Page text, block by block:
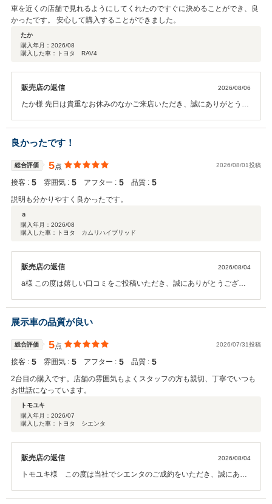
車を近くの店舗で見れるようにしてくれたのですぐに決めることができ、良
かったです。 安心して購入することができました。
たか
購入年月： 2026/08
購入した車：トヨタ RAV4
販売店の返信 2026/08/06
たか様 先日は貴重なお休みのなかご来店いただき、誠にありがとうご
アフターサービスに関しても誠意をもってご対応させていただいてお
ります。お客様にあったお車のご提案と、その後のお車のメンテナン
スを引き続きさせていただきます。今後ともお気軽に弊社にお越しく
ださいませ。宜しくお願い致します。
良かったです！
総合評価 5点 2026/08/01投稿
接客 : 5 雰囲気 : 5 アフター : 5 品質 : 5
説明も分かりやすく良かったです。
ａ
購入年月： 2026/08
購入した車：トヨタ カムリハイブリッド
販売店の返信 2026/08/04
a様 この度は嬉しい口コミをご投稿いただき、誠にありがとうござい
思います。 今後も安心してお任せいただけるよう、丁寧なご説明と心
を込めた対応を心がけて参ります。 また今後のメンテナンスや、次回
お車をお買い求めになる際もぜひお手伝いさせて頂ければ幸いです。
何卒宜しくお願い致します。
展示車の品質が良い
総合評価 5点 2026/07/31投稿
接客 : 5 雰囲気 : 5 アフター : 5 品質 : 5
2台目の購入です。店舗の雰囲気もよくスタッフの方も親切、丁寧でいつも
お世話になっています。
トモユキ
購入年月： 2026/07
購入した車：トヨタ シエンタ
販売店の返信 2026/08/04
トモユキ様 この度は当社でシエンタのご成約をいただき、誠にあり
り、ご家族で店舗に遊びに来ていただくことを いつも楽しみにしてお